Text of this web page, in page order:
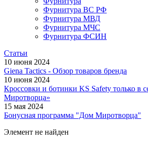
Фурнитура ВС РФ
Фурнитура МВД
Фурнитура МЧС
Фурнитура ФСИН
Статьи
10 июня 2024
Giena Tactics - Обзор товаров бренда
10 июня 2024
Кроссовки и ботинки KS Safety только в
Миротворца»
15 мая 2024
Бонусная программа "Дом Миротворца"
Элемент не найден